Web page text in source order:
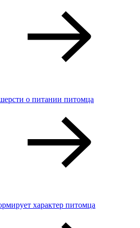
о питании питомца
характер питомца